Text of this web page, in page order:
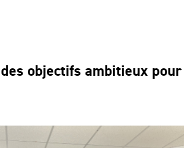
objectifs ambitieux